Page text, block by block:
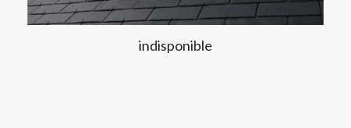
indisponible